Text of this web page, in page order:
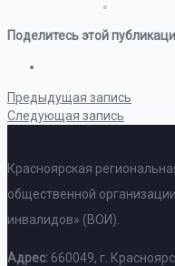
Поделитесь этой
Предыдущая запись
Следующая запись
Красноярская
общественной
инвалидов» (ВОИ).
Адрес: 660049, г.